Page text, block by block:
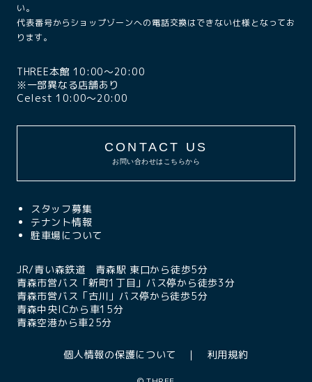
い。
代表番号からショップゾーンへの電話交換はできない仕様となってお
ります。
THREE本館 10:00〜20:00
※一部異なる店舗あり
Celest 10:00〜20:00
CONTACT US
お問い合わせはこちらから
スタッフ募集
テナント情報
駐車場について
JR/青い森鉄道 青森駅 東口から徒歩5分
青森市営バス「新町1丁目」バス停から徒歩3分
青森市営バス「古川」バス停から徒歩5分
青森中央ICから車15分
青森空港から車25分
個人情報の保護について 利用規約